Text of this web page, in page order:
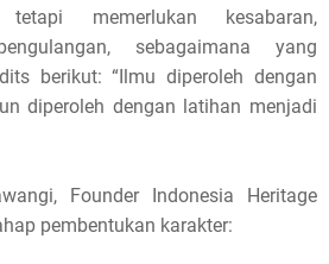
memerlukan kesabaran,
sebagaimana yang
berikut: “Ilmu diperoleh dengan
diperoleh dengan latihan menjadi
Founder Indonesia Heritage
pembentukan karakter: